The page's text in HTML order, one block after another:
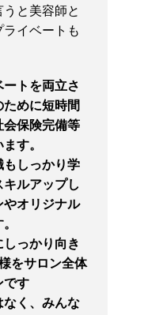
と美容師と
ライベートも
ートを両立さ
めに短時間
会保険完備等
す。
もしっかり学
ルアップし
やオリジナル
しっかり向き
をサロン全体
です
なく、みんな